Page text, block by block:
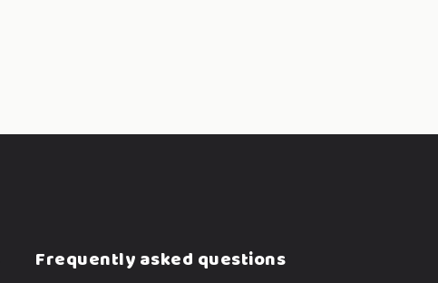
Frequently asked questions